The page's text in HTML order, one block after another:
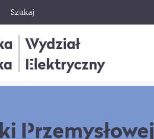
Szukaj
Wydział
Elektryczny
Przemysłowej